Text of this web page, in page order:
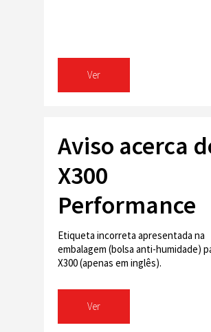
Ver
Aviso acerca
X300
Performance
Hard Drive
Etiqueta incorreta apresentada na
embalagem (bolsa anti-humidade)
X300 (apenas em inglês).
Ver